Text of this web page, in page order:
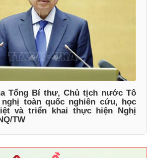
Tổng Bí thư, Chủ tịch nước Tô
toàn quốc nghiên cứu, học
và triển khai thực hiện Nghị
TW